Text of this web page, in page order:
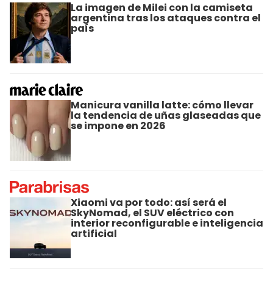
La imagen de Milei con la camiseta
argentina tras los ataques contra el
país
Manicura vanilla latte: cómo llevar
la tendencia de uñas glaseadas que
se impone en 2026
Xiaomi va por todo: así será el
SkyNomad, el SUV eléctrico con
interior reconfigurable e inteligencia
artificial